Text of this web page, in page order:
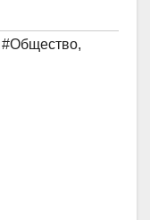
#Общество,